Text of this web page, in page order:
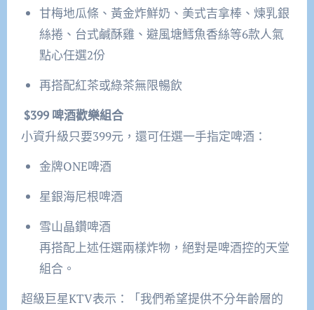
甘梅地瓜條、黃金炸鮮奶、美式吉拿棒、煉乳銀
絲捲、台式鹹酥雞、避風塘鱈魚香絲等6款人氣
點心任選2份
再搭配紅茶或綠茶無限暢飲
$399 啤酒歡樂組合
小資升級只要399元，還可任選一手指定啤酒：
金牌ONE啤酒
星銀海尼根啤酒
雪山晶鑽啤酒
再搭配上述任選兩樣炸物，絕對是啤酒控的天堂
組合。
超級巨星KTV表示：「我們希望提供不分年齡層的